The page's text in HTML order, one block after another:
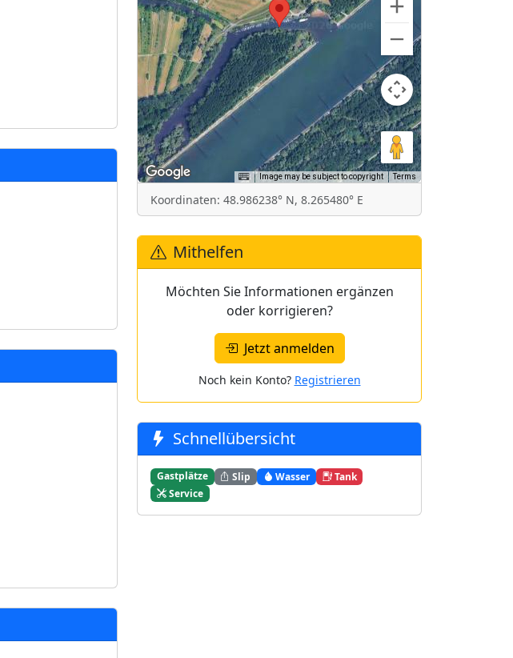
Image may be subject to copyright Terms
Koordinaten: 48.986238° N, 8.265480° E
Mithelfen
Möchten Sie Informationen ergänzen
oder korrigieren?
Jetzt anmelden
Noch kein Konto? Registrieren
Schnellübersicht
Gastplätze Slip Wasser
Tank
Service